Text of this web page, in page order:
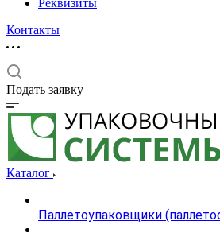
Реквизиты
Контакты
Подать заявку
Каталог
Паллетоупаковщики